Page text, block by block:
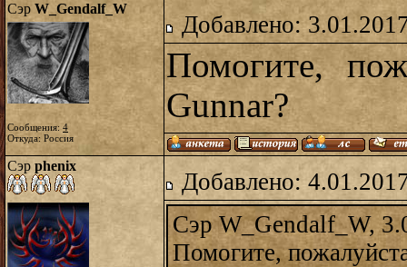
Сэр W_Gendalf_W
Сообщения: 4
Откуда: Россия
Добавлено:
Помогите,
Gunnar?
Сэр phenix
Добавлено:
Сэр W_Gendalf_W,
Помогите,